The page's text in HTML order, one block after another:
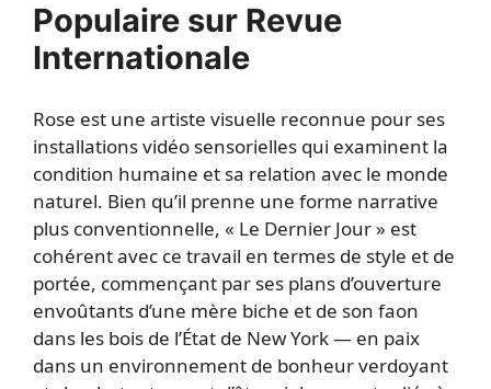
Populaire sur Revue
Internationale
Rose est une artiste visuelle reconnue pour ses
installations vidéo sensorielles qui examinent la
condition humaine et sa relation avec le monde
naturel. Bien qu’il prenne une forme narrative
plus conventionnelle, « Le Dernier Jour » est
cohérent avec ce travail en termes de style et de
portée, commençant par ses plans d’ouverture
envoûtants d’une mère biche et de son faon
dans les bois de l’État de New York — en paix
dans un environnement de bonheur verdoyant